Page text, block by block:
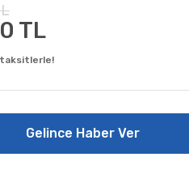
TL
taksitlerle!
Gelince Haber Ver